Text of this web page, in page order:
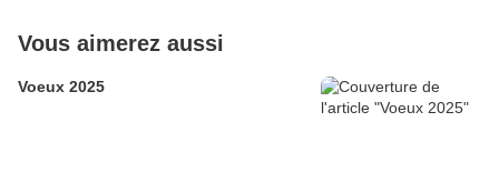
Vous aimerez aussi
Voeux 2025